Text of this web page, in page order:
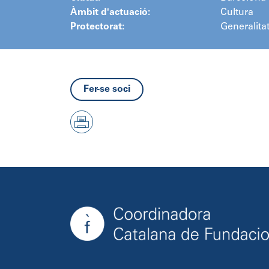
Àmbit d'actuació:
Cultura
Protectorat:
Fer-se soci